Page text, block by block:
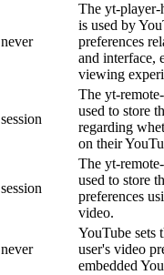
never
The yt-player-
is used by
preferences
and interface,
viewing
session
The yt-
used to store
regarding
on their
session
The yt-
used to store
preferences
video.
never
YouTube sets
user's video
embedded